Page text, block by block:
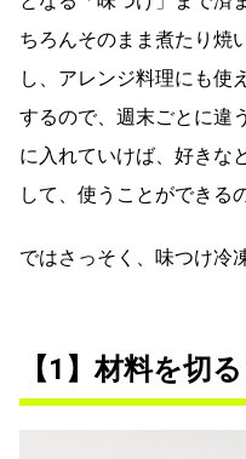
ちろんそのまま煮たり焼
し、アレンジ料理にも使
するので、週末ごとに違
に入れていけば、好きな
して、使うことができる
ではさっそく、味つけ冷
【1】材料を切る